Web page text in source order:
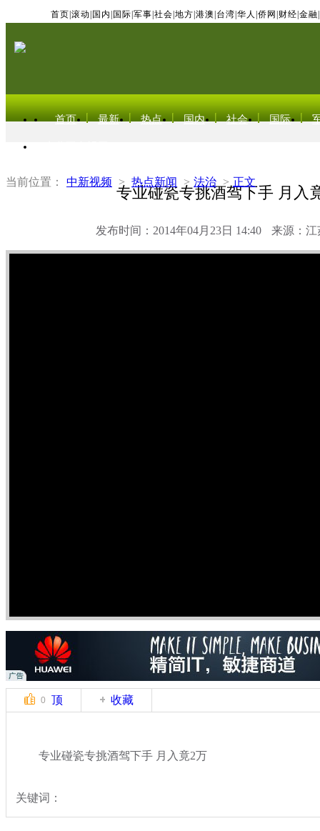
首页 滚动 国内 国际 军事 社会 地方 港澳 台湾 华人 侨网 财经 金融
首页 最新 热点 国内 社会 国际
当前位置： 中新视频 > 热点新闻 > 法治 > 正文
专业碰瓷专挑酒驾下手 月入
发布时间：2014年04月23日 14:40 来源：江
0 顶 收藏
专业碰瓷专挑酒驾下手 月入竟2万
关键词：